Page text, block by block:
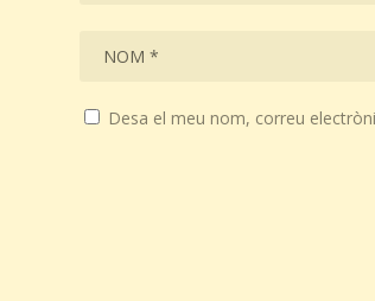
Desa el meu nom, correu